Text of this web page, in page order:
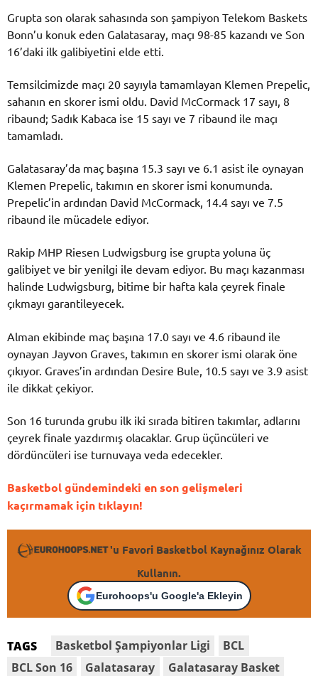
Grupta son olarak sahasında son şampiyon Telekom Baskets
Bonn’u konuk eden Galatasaray, maçı 98-85 kazandı ve Son
16’daki ilk galibiyetini elde etti.
Temsilcimizde maçı 20 sayıyla tamamlayan Klemen Prepelic,
sahanın en skorer ismi oldu. David McCormack 17 sayı, 8
ribaund; Sadık Kabaca ise 15 sayı ve 7 ribaund ile maçı
tamamladı.
Galatasaray’da maç başına 15.3 sayı ve 6.1 asist ile oynayan
Klemen Prepelic, takımın en skorer ismi konumunda.
Prepelic’in ardından David McCormack, 14.4 sayı ve 7.5
ribaund ile mücadele ediyor.
Rakip MHP Riesen Ludwigsburg ise grupta yoluna üç
galibiyet ve bir yenilgi ile devam ediyor. Bu maçı kazanması
halinde Ludwigsburg, bitime bir hafta kala çeyrek finale
çıkmayı garantileyecek.
Alman ekibinde maç başına 17.0 sayı ve 4.6 ribaund ile
oynayan Jayvon Graves, takımın en skorer ismi olarak öne
çıkıyor. Graves’in ardından Desire Bule, 10.5 sayı ve 3.9 asist
ile dikkat çekiyor.
Son 16 turunda grubu ilk iki sırada bitiren takımlar, adlarını
çeyrek finale yazdırmış olacaklar. Grup üçüncüleri ve
dördüncüleri ise turnuvaya veda edecekler.
Basketbol gündemindeki en son gelişmeleri
kaçırmamak için tıklayın!
'u Favori Basketbol Kaynağınız Olarak
Kullanın.
Eurohoops'u Google'a Ekleyin
TAGS Basketbol Şampiyonlar Ligi
BCL
BCL Son 16
Galatasaray
Galatasaray Basket